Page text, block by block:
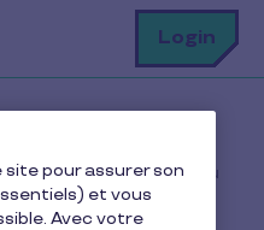
Login
smartphone est perdu ou
site pour assurer son
et vous
Avec votre